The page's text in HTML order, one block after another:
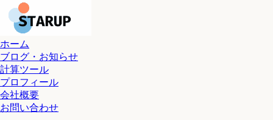
ホーム
ブログ・お知らせ
計算ツール
プロフィール
会社概要
お問い合わせ